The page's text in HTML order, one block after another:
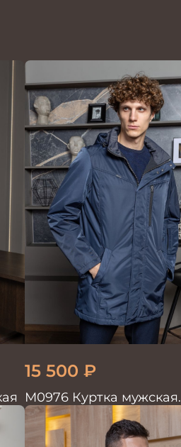
15 500 ₽
М0976 Куртка мужская
т.синий